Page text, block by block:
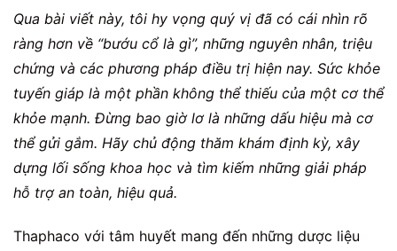
Qua bài viết này, tôi hy vọng quý vị đã có cái nhìn rõ
ràng hơn về “bướu cổ là gì”, những nguyên nhân, triệu
chứng và các phương pháp điều trị hiện nay. Sức khỏe
tuyến giáp là một phần không thể thiếu của một cơ thể
khỏe mạnh. Đừng bao giờ lơ là những dấu hiệu mà cơ
thể gửi gắm. Hãy chủ động thăm khám định kỳ, xây
dựng lối sống khoa học và tìm kiếm những giải pháp
hỗ trợ an toàn, hiệu quả.
Thaphaco với tâm huyết mang đến những dược liệu